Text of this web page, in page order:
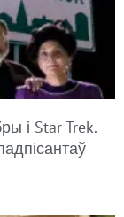
і Star Trek.